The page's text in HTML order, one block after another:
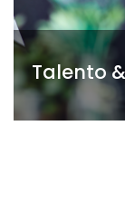
Talento